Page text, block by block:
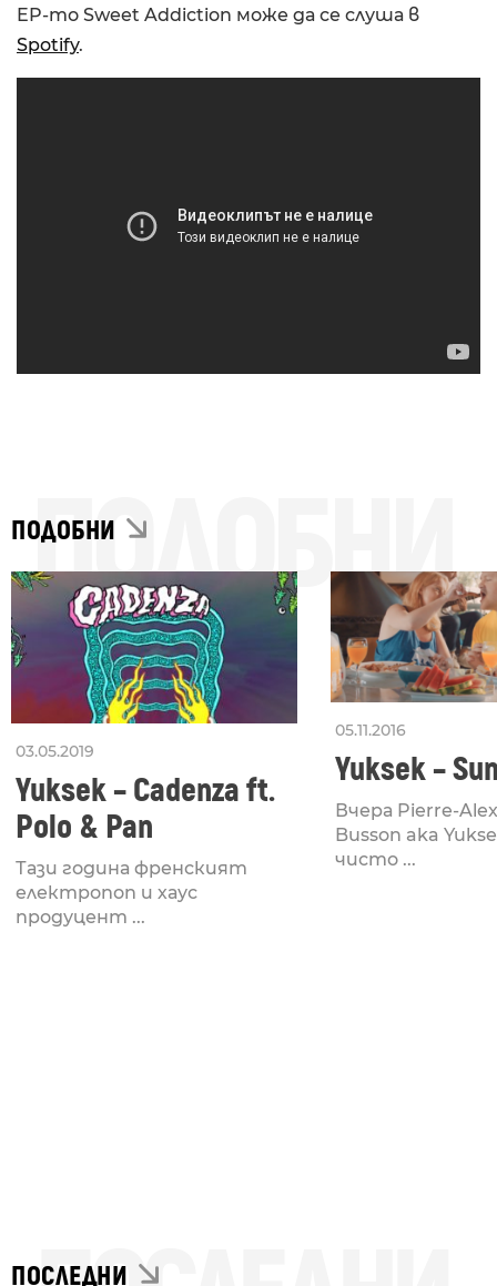
EP-то Sweet Addiction може да се слуша в
Spotify.
ПОДОБНИ
ПОДОБНИ
03.05.2019
Yuksek – Cadenza ft.
Polo & Pan
Тази година френският
електропоп и хаус
продуцент ...
05.11.2016
Yuksek –
Вчера Pierre-
Busson aka
чисто ...
ПОСЛЕДНИ